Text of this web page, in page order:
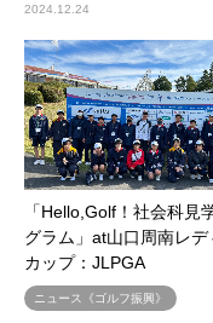
2024.12.24
「Hello,Golf！社会科見
グラム」at山口周南レデ
カップ：JLPGA
ニュース《ゴルフ振興》